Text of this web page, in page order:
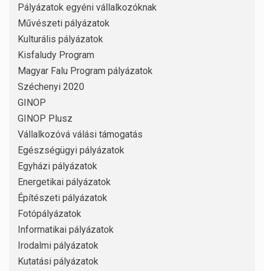
Pályázatok egyéni vállalkozóknak
Művészeti pályázatok
Kulturális pályázatok
Kisfaludy Program
Magyar Falu Program pályázatok
Széchenyi 2020
GINOP
GINOP Plusz
Vállalkozóvá válási támogatás
Egészségügyi pályázatok
Egyházi pályázatok
Energetikai pályázatok
Építészeti pályázatok
Fotópályázatok
Informatikai pályázatok
Irodalmi pályázatok
Kutatási pályázatok